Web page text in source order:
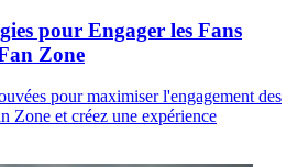
pour Engager les Fans
Zone
pour maximiser l'engagement des
Zone et créez une expérience